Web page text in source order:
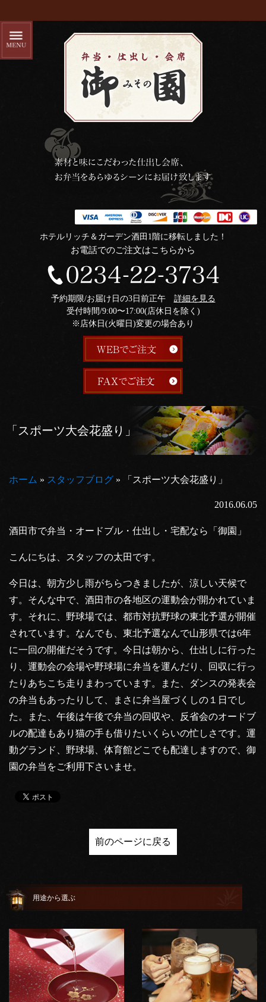
ホテルリッチ＆ガーデン酒田1階に移転しました！
お電話でのご注文はこちらから
予約期限/お届け日の3日前正午 詳細を見る
受付時間/9:00〜17:00(店休日を除く)
※店休日(火曜日)変更の場合あり
「スポーツ大会花盛り」
ホーム » スタッフブログ » 「スポーツ大会花盛り」
2016.06.05
酒田市で弁当・オードブル・仕出し・宅配なら「御園」
こんにちは、スタッフの太田です。
今日は、朝方少し雨がちらつきましたが、涼しい天候で
す。そんな中で、酒田市の各地区の運動会が開かれていま
す。それに、野球場では、都市対抗野球の東北予選が開催
されています。なんでも、東北予選なんで山形県では6年
に一回の開催だそうです。今日は朝から、仕出しに行った
り、運動会の会場や野球場に弁当を運んだり、回収に行っ
たりあちこち走りまわっています。また、ダンスの発表会
の弁当もあったりして、まさに弁当屋づくしの１日でし
た。また、午後は午後で弁当の回収や、反省会のオードブ
ルの配達もあり猫の手も借りたいくらいの忙しさです。運
動グランド、野球場、体育館どこでも配達しますので、御
園の弁当をご利用下さいませ。
前のページに戻る
用途から選ぶ